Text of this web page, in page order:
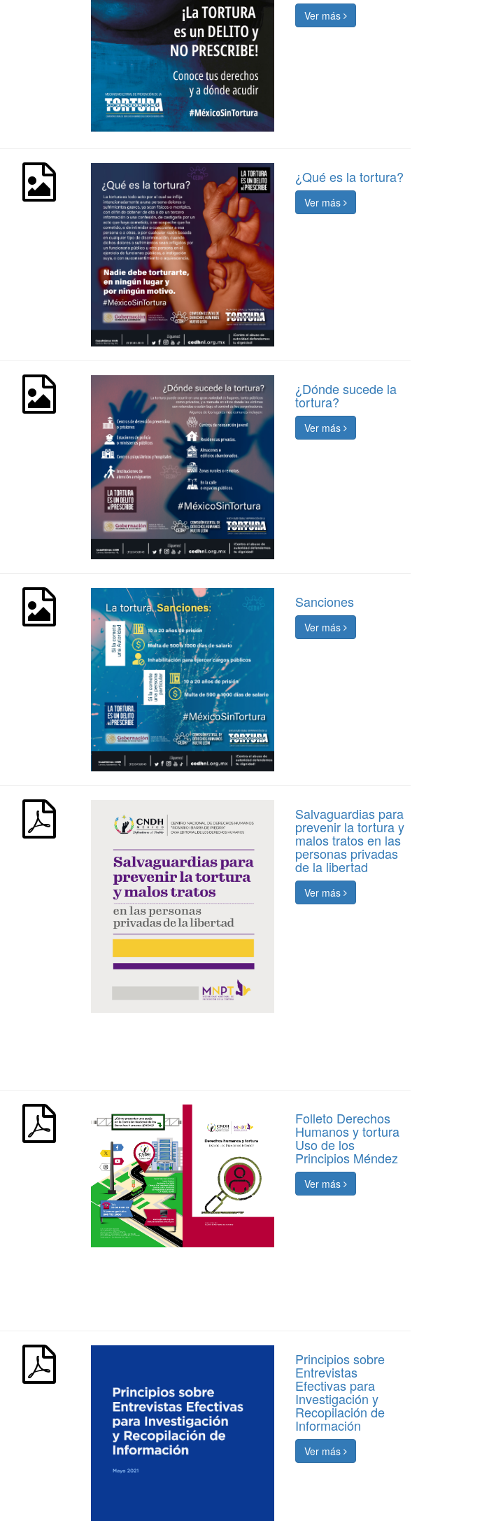
Ver más
¿Qué es la tortura?
Ver más
¿Dónde sucede la
tortura?
Ver más
Sanciones
Ver más
Salvaguardias para
prevenir la tortura y
malos tratos en las
personas privadas
de la libertad
Ver más
Folleto Derechos
Humanos y tortura
Uso de los
Principios Méndez
Ver más
Principios sobre
Entrevistas
Efectivas para
Investigación y
Recopilación de
Información
Ver más